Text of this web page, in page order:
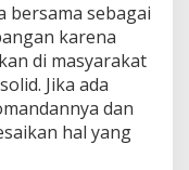
bersama sebagai
karena
di masyarakat
Jika ada
dan
hal yang